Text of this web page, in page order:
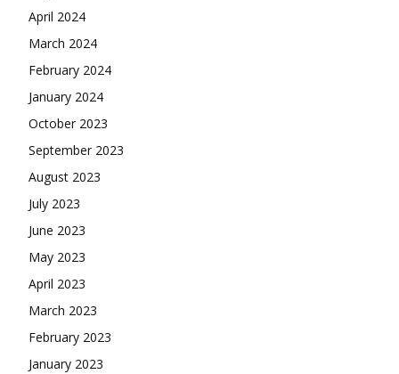
April 2024
March 2024
February 2024
January 2024
October 2023
September 2023
August 2023
July 2023
June 2023
May 2023
April 2023
March 2023
February 2023
January 2023